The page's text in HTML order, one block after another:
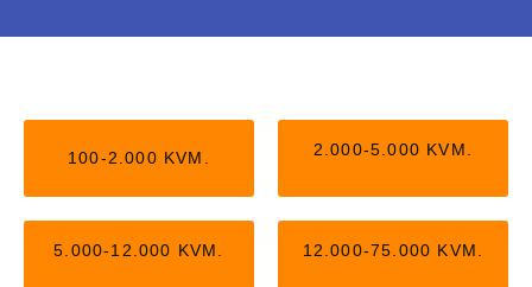
Nu kan du få Stiga robotter, der arbejder helt
uden kantledning. Kan passe op til 5.000
100-2.000 KVM. 2.000-5.000 KVM.
5.000-12.000 KVM. 12.000-75.000 KVM.